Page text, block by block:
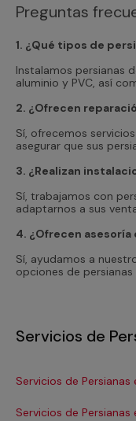
Preguntas
1. ¿Qué tipos de
Instalamos persianas
aluminio y PVC, así
2. ¿Ofrecen
Sí, ofrecemos
asegurar que sus
3. ¿Realizan
Sí, trabajamos con
adaptarnos a sus
4. ¿Ofrecen asesoría
Sí, ayudamos a
opciones de
Servicios de
Servicios de Persianas
Servicios de